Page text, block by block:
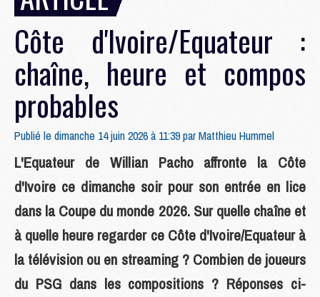
Côte d'Ivoire/Equateur :
chaîne, heure et compos
probables
Publié le dimanche 14 juin 2026 à 11:39 parMatthieu Hummel
L'Equateur de Willian Pacho affronte la Côte
d'Ivoire ce dimanche soir pour son entrée en lice
dans la Coupe du monde 2026. Sur quelle chaîne et
à quelle heure regarder ce Côte d'Ivoire/Equateur à
la télévision ou en streaming ? Combien de joueurs
du PSG dans les compositions ? Réponses ci-